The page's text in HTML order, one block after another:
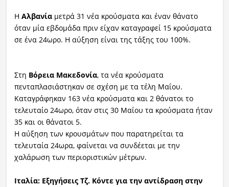
Η Αλβανίαμετρά 31 νέα κρούσματα και έναν θάνατο
όταν μία εβδομάδα πριν είχαν καταγραφεί 15 κρούσματα
σε ένα 24ωρο. Η αύξηση είναι της τάξης του 100%.
Στη Βόρεια Μακεδονία, τα νέα κρούσματα
πενταπλασιάστηκαν σε σχέση με τα τέλη Μαΐου.
Καταγράφηκαν 163 νέα κρούσματα και 2 θάνατοι το
τελευταίο 24ωρο, όταν στις 30 Μαΐου τα κρούσματα ήταν
35 και οι θάνατοι 5.
Η αύξηση των κρουσμάτων που παρατηρείται τα
τελευταία 24ωρα, φαίνεται να συνδέεται με την
χαλάρωση των περιοριστικών μέτρων.
Ιταλία: Εξηγήσεις Τζ. Κόντε για την αντίδραση στην